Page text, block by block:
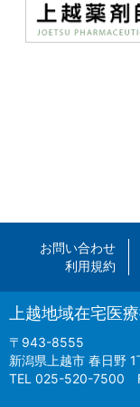
お問い合わせ
利用規約
上越地域在宅医
〒943-8555
新潟県上越市 春日野
TEL 025-520-7500